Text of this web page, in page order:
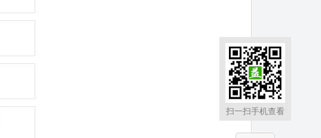
扫一扫手机查看